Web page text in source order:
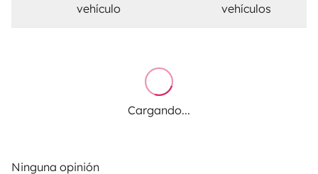
vehículo
vehículos
Cargando...
Ninguna opinión